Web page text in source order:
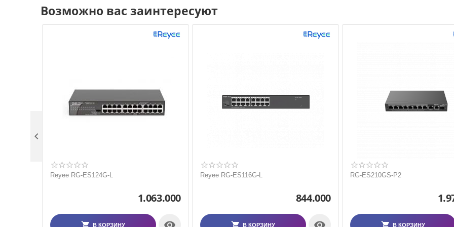
Возможно вас заинтересуют
Reyee RG-ES124G-L
1.063.000
В КОРЗИНУ
Reyee RG-ES116G-L
844.000
В КОРЗИНУ
RG-ES210GS-P2
В КОРЗИНУ
